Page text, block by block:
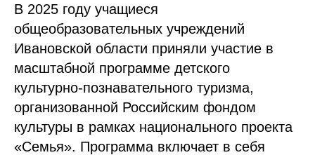
В 2025 году учащиеся
общеобразовательных учреждений
Ивановской области приняли участие в
масштабной программе детского
культурно-познавательного туризма,
организованной Российским фондом
культуры в рамках национального проекта
«Семья». Программа включает в себя